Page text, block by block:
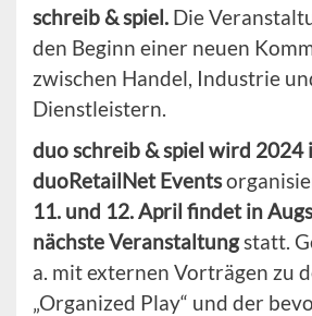
schreib & spiel. Die
den Beginn einer neuen
zwischen Handel, Industrie
Dienstleistern.
duo schreib & spiel wird 2024
duoRetailNet Events
11. und 12. April findet in
nächste Veranstaltungstatt.
a. mit externen Vorträgen zu
„Organized Play“ und der